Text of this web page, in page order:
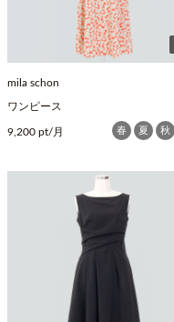
mila schon
ワンピース
9,200 pt/月 春 夏 秋